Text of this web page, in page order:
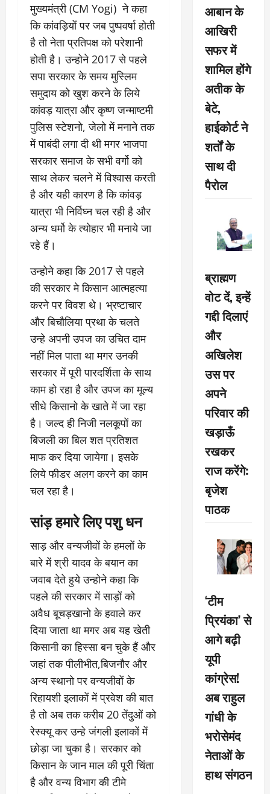
मुख्यमंत्री (CM Yogi) ने कहा
कि कांवड़ियों पर जब पुष्पवर्षा होती
है तो नेता प्रतिपक्ष को परेशानी
होती है। उन्होने 2017 से पहले
सपा सरकार के समय मुस्लिम
समुदाय को खुश करने के लिये
कांवड़ यात्रा और कृष्ण जन्माष्टमी
पुलिस स्टेशनो, जेलो में मनाने तक
में पाबंदी लगा दी थी मगर भाजपा
सरकार समाज के सभी वर्गो को
साथ लेकर चलने में विश्वास करती
है और यही कारण है कि कांवड़
यात्रा भी निर्विघ्न चल रही है और
अन्य धर्मो के त्याेहार भी मनाये जा
रहे हैं।
उन्होने कहा कि 2017 से पहले
की सरकार मे किसान आत्महत्या
करने पर विवश थे। भ्रष्टाचार
और बिचौलिया प्रथा के चलते
उन्हे अपनी उपज का उचित दाम
नहीं मिल पाता था मगर उनकी
सरकार में पूरी पारदर्शिता के साथ
काम हो रहा है और उपज का मूल्य
सीधे किसानो के खाते में जा रहा
है। जल्द ही निजी नलकूपों का
बिजली का बिल शत प्रतिशत
माफ कर दिया जायेगा। इसके
लिये फीडर अलग करने का काम
चल रहा है।
सांड़ हमारे लिए पशु धन
साड़ और वन्यजीवों के हमलों के
बारे में श्री यादव के बयान का
जवाब देते हुये उन्होने कहा कि
पहले की सरकार में साड़ों को
अवैध बूचड़खानो के हवाले कर
दिया जाता था मगर अब यह खेती
किसानी का हिस्सा बन चुके हैं और
जहां तक पीलीभीत,बिजनौर और
अन्य स्थानो पर वन्यजीवों के
रिहायशी इलाकों में प्रवेश की बात
है तो अब तक करीब 20 तेंदुओं को
रेस्क्यू कर उन्हे जंगली इलाकाें में
छोड़ा जा चुका है। सरकार को
किसान के जान माल की पूरी चिंता
है और वन्य विभाग की टीमे
आबान के
आखिरी
सफर में
शामिल होंगे
अतीक के
बेटे,
हाईकोर्ट ने
शर्तों के
साथ दी
पैरोल
ब्राह्मण
वोट दें, इन्हें
गद्दी दिलाएं
और
अखिलेश
उस पर
अपने
परिवार की
खड़ाऊँ
रखकर
राज करेंगे:
बृजेश
पाठक
‘टीम
प्रियंका’ से
आगे बढ़ी
यूपी
कांग्रेस!
अब राहुल
गांधी के
भरोसेमंद
नेताओं के
हाथ संगठन